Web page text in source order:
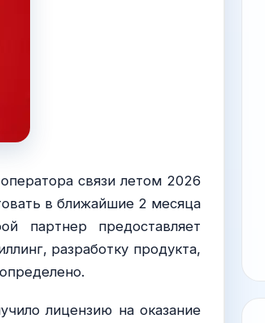
связи летом 2026
в ближайшие 2 месяца
партнер предоставляет
разработку продукта,
лицензию на оказание